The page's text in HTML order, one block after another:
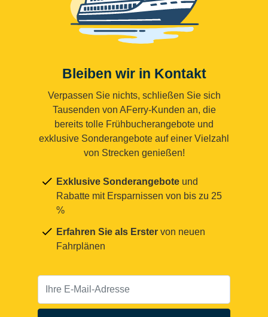
Bleiben wir in Kontakt
Verpassen Sie nichts, schließen Sie sich
Tausenden von AFerry-Kunden an, die
bereits tolle Frühbucherangebote und
exklusive Sonderangebote auf einer Vielzahl
von Strecken genießen!
Exklusive Sonderangebote und
Rabatte mit Ersparnissen von bis zu 25
%
Erfahren Sie als Erster von neuen
Fahrplänen